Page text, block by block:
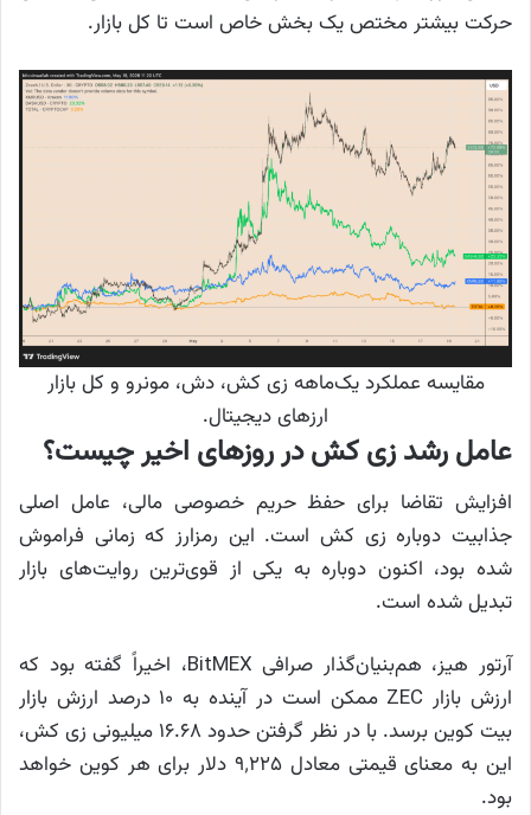
حرکت بیشتر مختص یک بخش خاص است تا کل بازار.
مقایسه عملکرد یک‌ماهه زی کش، دش، مونرو و کل بازار
ارزهای دیجیتال.
عامل رشد زی کش در روزهای اخیر چیست؟
افزایش تقاضا برای حفظ حریم خصوصی مالی، عامل اصلی
جذابیت دوباره زی کش است. این رمزارز که زمانی فراموش
شده بود، اکنون دوباره به یکی از قوی‌ترین روایت‌های بازار
تبدیل شده است.
آرتور هیز، هم‌بنیان‌گذار صرافی BitMEX، اخیراً گفته بود که
ارزش بازار ZEC ممکن است در آینده به ۱۰ درصد ارزش بازار
بیت کوین برسد. با در نظر گرفتن حدود ۱۶.۶۸ میلیونی زی کش،
این به معنای قیمتی معادل ۹٬۲۲۵ دلار برای هر کوین خواهد
بود.